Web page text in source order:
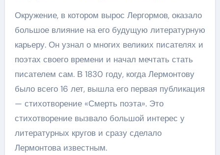
Окружение, в котором вырос Лергормов, оказало
большое влияние на его будущую литературную
карьеру. Он узнал о многих великих писателях и
поэтах своего времени и начал мечтать стать
писателем сам. В 1830 году, когда Лермонтову
было всего 16 лет, вышла его первая публикация
— стихотворение «Смерть поэта». Это
стихотворение вызвало большой интерес у
литературных кругов и сразу сделало
Лермонтова известным.